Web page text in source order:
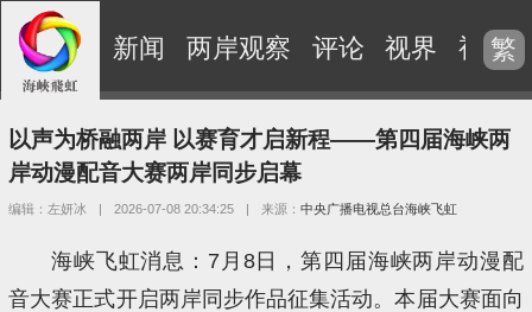
新闻 两岸观察 评论 视界 视频
繁
以声为桥融两岸 以赛育才启新程——第四届海峡两
岸动漫配音大赛两岸同步启幕
编辑：左妍冰 | 2026-07-08 20:34:25 | 来源：中央广播电视总台海峡飞虹
海峡飞虹消息：7月8日，第四届海峡两岸动漫配
音大赛正式开启两岸同步作品征集活动。本届大赛面向